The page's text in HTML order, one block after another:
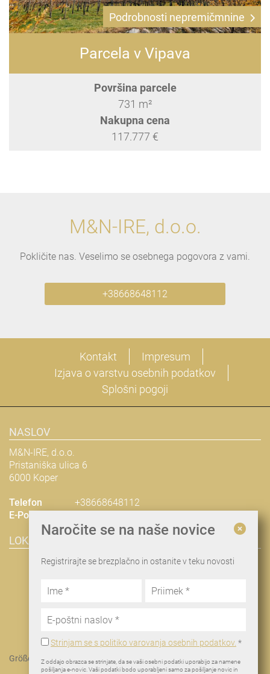
Podrobnosti nepremičmnine
Parcela v Vipava
Površina parcele
731 m²
Nakupna cena
117.777 €
M&N-IRE, d.o.o.
Pokličite nas. Veselimo se osebnega pogovora z vami.
+38668648112
Kontakt
Impresum
Izjava o varstvu osebnih podatkov
Splošni pogoji
NASLOV
M&N-IRE, d.o.o.
Pristaniška ulica 6
6000 Koper
Telefon
+38668648112
E-Pošta
LOKACIJA & NAČRT POTI
Größere Karte anzeigen
Naročite se na naše novice
Registrirajte se brezplačno in ostanite v teku novosti
Strinjam se s politiko varovanja osebnih podatkov. *
Z oddajo obrazca se strinjate, da se vaši osebni podatki uporabijo za namene
pošiljanja e-novic. Vaši podatki bodo uporabljeni samo za pošiljanje novic in